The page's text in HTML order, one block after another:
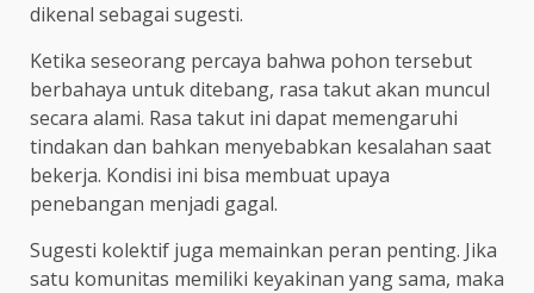
dikenal sebagai sugesti.
Ketika seseorang percaya bahwa pohon tersebut
berbahaya untuk ditebang, rasa takut akan muncul
secara alami. Rasa takut ini dapat memengaruhi
tindakan dan bahkan menyebabkan kesalahan saat
bekerja. Kondisi ini bisa membuat upaya
penebangan menjadi gagal.
Sugesti kolektif juga memainkan peran penting. Jika
satu komunitas memiliki keyakinan yang sama, maka